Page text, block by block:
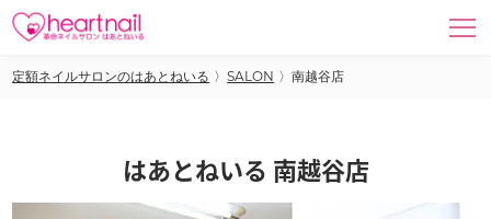
定額ネイルサロンのはあとねいる 〉SALON 〉南越谷店
はあとねいる 南越谷店